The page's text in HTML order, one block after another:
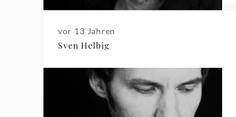
vor 13 Jahren
Sven Helbig